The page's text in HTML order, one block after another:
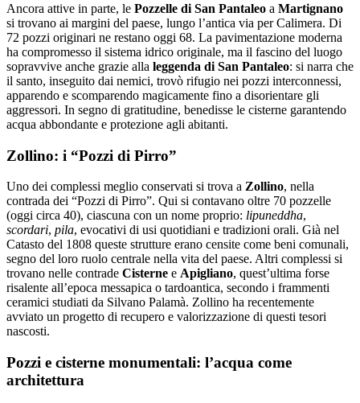
Ancora attive in parte, le Pozzelle di San Pantaleo a Martignano
si trovano ai margini del paese, lungo l’antica via per Calimera. Di
72 pozzi originari ne restano oggi 68. La pavimentazione moderna
ha compromesso il sistema idrico originale, ma il fascino del luogo
sopravvive anche grazie alla leggenda di San Pantaleo: si narra che
il santo, inseguito dai nemici, trovò rifugio nei pozzi interconnessi,
apparendo e scomparendo magicamente fino a disorientare gli
aggressori. In segno di gratitudine, benedisse le cisterne garantendo
acqua abbondante e protezione agli abitanti.
Zollino: i “Pozzi di Pirro”
Uno dei complessi meglio conservati si trova a Zollino, nella
contrada dei “Pozzi di Pirro”. Qui si contavano oltre 70 pozzelle
(oggi circa 40), ciascuna con un nome proprio: lipuneddha,
scordari, pila, evocativi di usi quotidiani e tradizioni orali. Già nel
Catasto del 1808 queste strutture erano censite come beni comunali,
segno del loro ruolo centrale nella vita del paese. Altri complessi si
trovano nelle contrade Cisterne e Apigliano, quest’ultima forse
risalente all’epoca messapica o tardoantica, secondo i frammenti
ceramici studiati da Silvano Palamà. Zollino ha recentemente
avviato un progetto di recupero e valorizzazione di questi tesori
nascosti.
Pozzi e cisterne monumentali: l’acqua come
architettura